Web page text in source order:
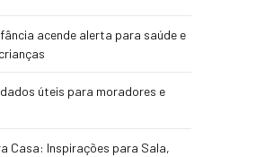
acende alerta para saúde e
dados úteis para moradores e
Casa: Inspirações para Sala,